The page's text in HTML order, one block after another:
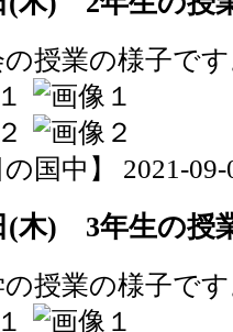
授業の様子で
の国中】 2021-
(木) 3年生の授
授業の様子で